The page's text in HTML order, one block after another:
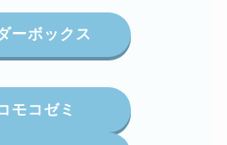
ーボックス
モコゼミ